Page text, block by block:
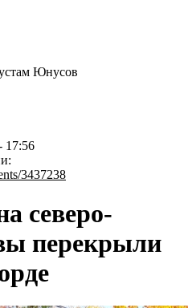
Юнусов
17:56
3437238
северо-
перекрыли